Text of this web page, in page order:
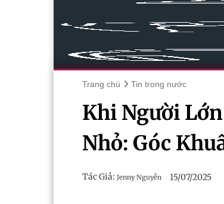
Trang chủ Tin trong nước
Khi Người
Nhỏ: Góc
Tác Giả: Jenny Nguyễn 15/07/2025